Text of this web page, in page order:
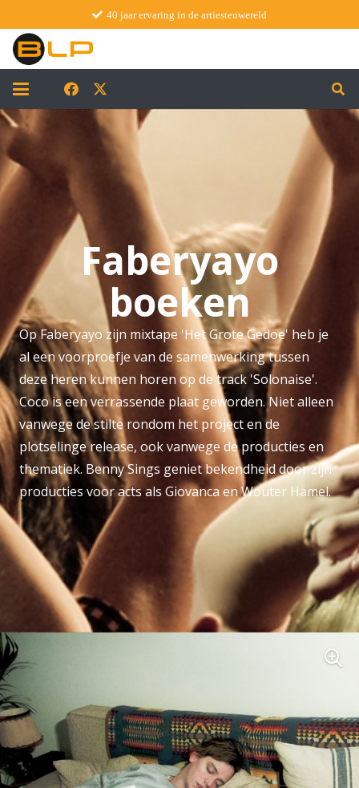
40 jaar ervaring in de artiestenwereld
Faberyayo
boeken
Op Faberyayo zijn mixtape 'Het Grote Gedoe' heb je
al een voorproefje van de samenwerking tussen
deze heren kunnen horen op de track 'Solonaise'.
Coco is een verrassende plaat geworden. Niet alleen
vanwege de stilte rondom het project en de
plotselinge release, ook vanwege de producties en
thematiek. Benny Sings geniet bekendheid door zijn
producties voor acts als Giovanca en Wouter Hamel.